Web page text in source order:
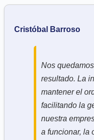
Cristóbal Barroso
Nos
resultado. La
mantener el
facilitando la
nuestra
a funcionar, la